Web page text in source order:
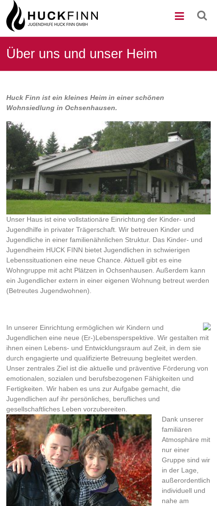
Zum
Inhalt
wechseln
Kinder-
und
Jugendheim
Huck
Über uns und unser Heim
Huck Finn ist ein kleines Heim in einer schönen
Wohnsiedlung in Ochsenhausen.
Unser Haus ist eine vollstationäre Einrichtung der Kinder- und
Jugendhilfe in privater Trägerschaft. Wir betreuen Kinder und
Jugendliche in einer familienähnlichen Struktur. Das Kinder- und
Jugendheim HUCK FINN bietet Jugendlichen in schwierigen
Lebenssituationen eine neue Chance. Aktuell gibt es eine
Wohngruppe mit acht Plätzen in Ochsenhausen. Außerdem kann
ein Jugendlicher extern in einer eigenen Wohnung betreut werden
(Betreutes Jugendwohnen).
In unserer Einrichtung ermöglichen wir Kindern und
Jugendlichen eine neue (Er-)Lebensperspektive. Wir gestalten mit
ihnen einen Lebens- und Entwicklungsraum auf Zeit, in dem sie
durch engagierte und qualifizierte Betreuung begleitet werden.
Unser zentrales Ziel ist die aktuelle und präventive Förderung von
emotionalen, sozialen und berufsbezogenen Fähigkeiten und
Fertigkeiten. Wir haben es uns zur Aufgabe gemacht, die
Jugendlichen auf ihr persönliches, berufliches und
gesellschaftliches Leben vorzubereiten.
Dank unserer
familiären
Atmosphäre mit
nur einer
Gruppe sind wir
in der Lage,
außerordentlich
individuell und
nahe am